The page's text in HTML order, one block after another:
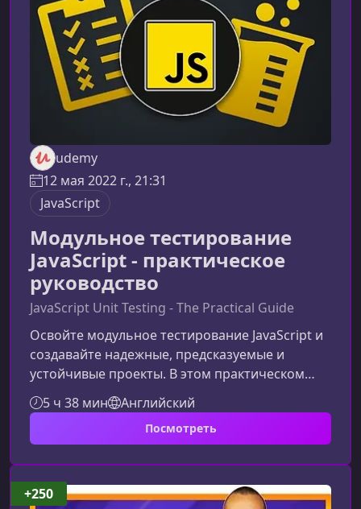
практические задачи, которые вст
udemy
12 мая 2022 г., 21:31
JavaScript
Модульное тестирование
JavaScript - практическое
руководство
JavaScript Unit Testing - The Practical Guide
Освойте модульное тестирование JavaScript и
создавайте надежные, предсказуемые и
устойчивые проекты. В этом практическом
руководстве вы шаг за шагом разберётесь, как
устроено автоматизированное тестирование,
зачем оно нужно и как эффективно применять
функций до сложных модулей.Что вы изучите в
этом практическом руководствеКурс создан
5 ч 38 мин Английский
Посмотреть
+250